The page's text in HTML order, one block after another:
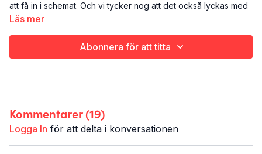
att få in i schemat. Och vi tycker nog att det också lyckas med
uppdraget att (via fläskig muskelkänsla) få en att må toppen.
Det här är Tio för toppen:
Det här träningspasset ingår i programmet
som tar dig tillbaka upp i sadeln igen.
Läs mer
Abonnera för att titta
Kommentarer (19)
Logga In för att delta i konversationen